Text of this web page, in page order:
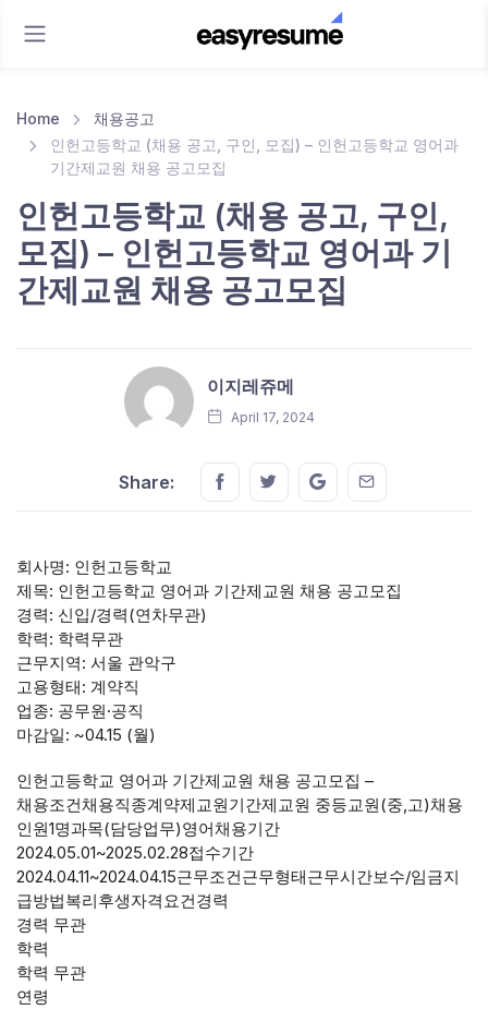
Home
채용공고
인헌고등학교 (채용 공고, 구인, 모집) – 인헌고등학교 영어과
기간제교원 채용 공고모집
인헌고등학교 (채용 공고, 구인,
모집) – 인헌고등학교 영어과 기
간제교원 채용 공고모집
이지레쥬메
April 17, 2024
Share: Share this on FaceBook
Share this on Twitter
Share this on GMail
Share this on
회사명: 인헌고등학교
제목: 인헌고등학교 영어과 기간제교원 채용 공고모집
경력: 신입/경력(연차무관)
학력: 학력무관
근무지역: 서울 관악구
고용형태: 계약직
업종: 공무원·공직
마감일: ~04.15 (월)
인헌고등학교 영어과 기간제교원 채용 공고모집 –
채용조건채용직종계약제교원기간제교원 중등교원(중,고)채용
인원1명과목(담당업무)영어채용기간
2024.05.01~2025.02.28접수기간
2024.04.11~2024.04.15근무조건근무형태근무시간보수/임금지
급방법복리후생자격요건경력
경력 무관
학력
학력 무관
연령